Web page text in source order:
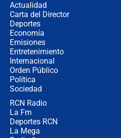
Actualidad
Carta del Director
Deportes
Economía
Emisiones
Entretenimiento
Internacional
Orden Público
Política
Sociedad
RCN Radio
La Fm
Deportes RCN
La Mega